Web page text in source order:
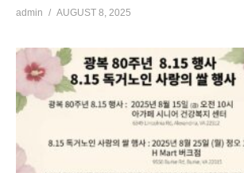
admin AUGUST 8, 2025